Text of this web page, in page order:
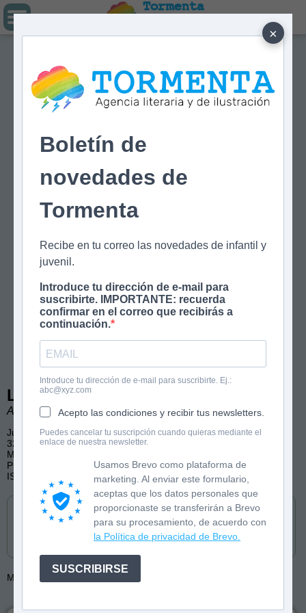
×
Boletín de
novedades de
Tormenta
Recibe en tu correo las novedades de infantil y
juvenil.
Introduce tu dirección de e-mail para
suscribirte. IMPORTANTE: recuerda
confirmar en el correo que recibirás a
continuación.
Introduce tu dirección de e-mail para suscribirte. Ej.:
abc@xyz.com
Acepto las condiciones y recibir tus newsletters.
Puedes cancelar tu suscripción cuando quieras mediante el
enlace de nuestra newsletter.
Usamos Brevo como plataforma de
marketing. Al enviar este formulario,
aceptas que los datos personales que
proporcionaste se transferirán a Brevo
para su procesamiento, de acuerdo con
la Política de privacidad de Brevo.
SUSCRIBIRSE
Tormenta
Lady Marian
Alba Quintas Garciandia
Juvenil
320 páginas
Misterio, videojuegos, acción
Publicado por TBR
ISBN: 9788419621375
Cómpralo en
Más de: